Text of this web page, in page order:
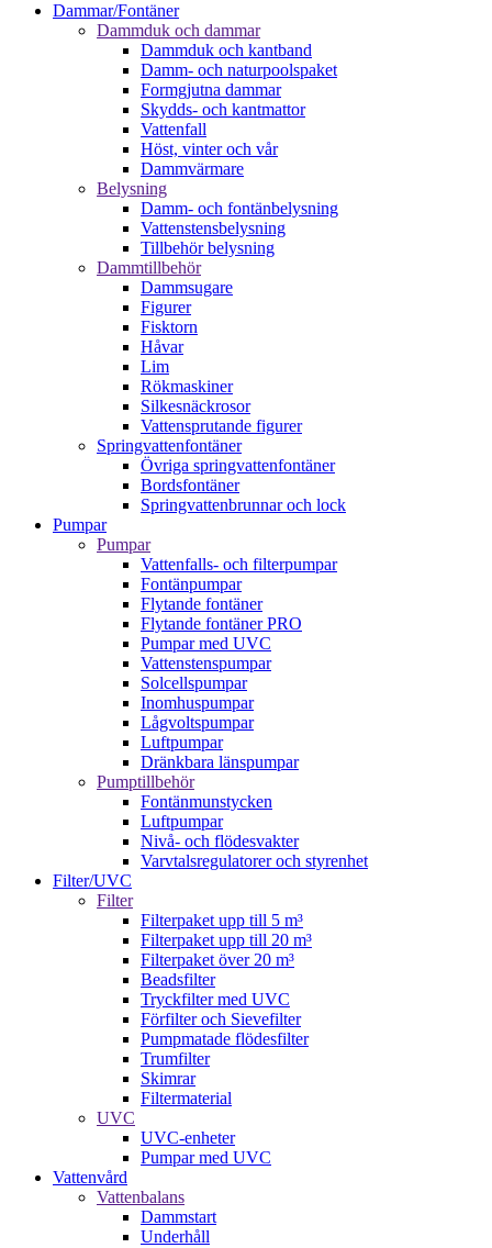
Dammar/Fontäner
Dammduk och dammar
Dammduk och kantband
Damm- och naturpoolspaket
Formgjutna dammar
Skydds- och kantmattor
Vattenfall
Höst, vinter och vår
Dammvärmare
Belysning
Damm- och fontänbelysning
Vattenstensbelysning
Tillbehör belysning
Dammtillbehör
Dammsugare
Figurer
Fisktorn
Håvar
Lim
Rökmaskiner
Silkesnäckrosor
Vattensprutande figurer
Springvattenfontäner
Övriga springvattenfontäner
Bordsfontäner
Springvattenbrunnar och lock
Pumpar
Pumpar
Vattenfalls- och filterpumpar
Fontänpumpar
Flytande fontäner
Flytande fontäner PRO
Pumpar med UVC
Vattenstenspumpar
Solcellspumpar
Inomhuspumpar
Lågvoltspumpar
Luftpumpar
Dränkbara länspumpar
Pumptillbehör
Fontänmunstycken
Luftpumpar
Nivå- och flödesvakter
Varvtalsregulatorer och styrenhet
Filter/UVC
Filter
Filterpaket upp till 5 m³
Filterpaket upp till 20 m³
Filterpaket över 20 m³
Beadsfilter
Tryckfilter med UVC
Förfilter och Sievefilter
Pumpmatade flödesfilter
Trumfilter
Skimrar
Filtermaterial
UVC
UVC-enheter
Pumpar med UVC
Vattenvård
Vattenbalans
Dammstart
Underhåll